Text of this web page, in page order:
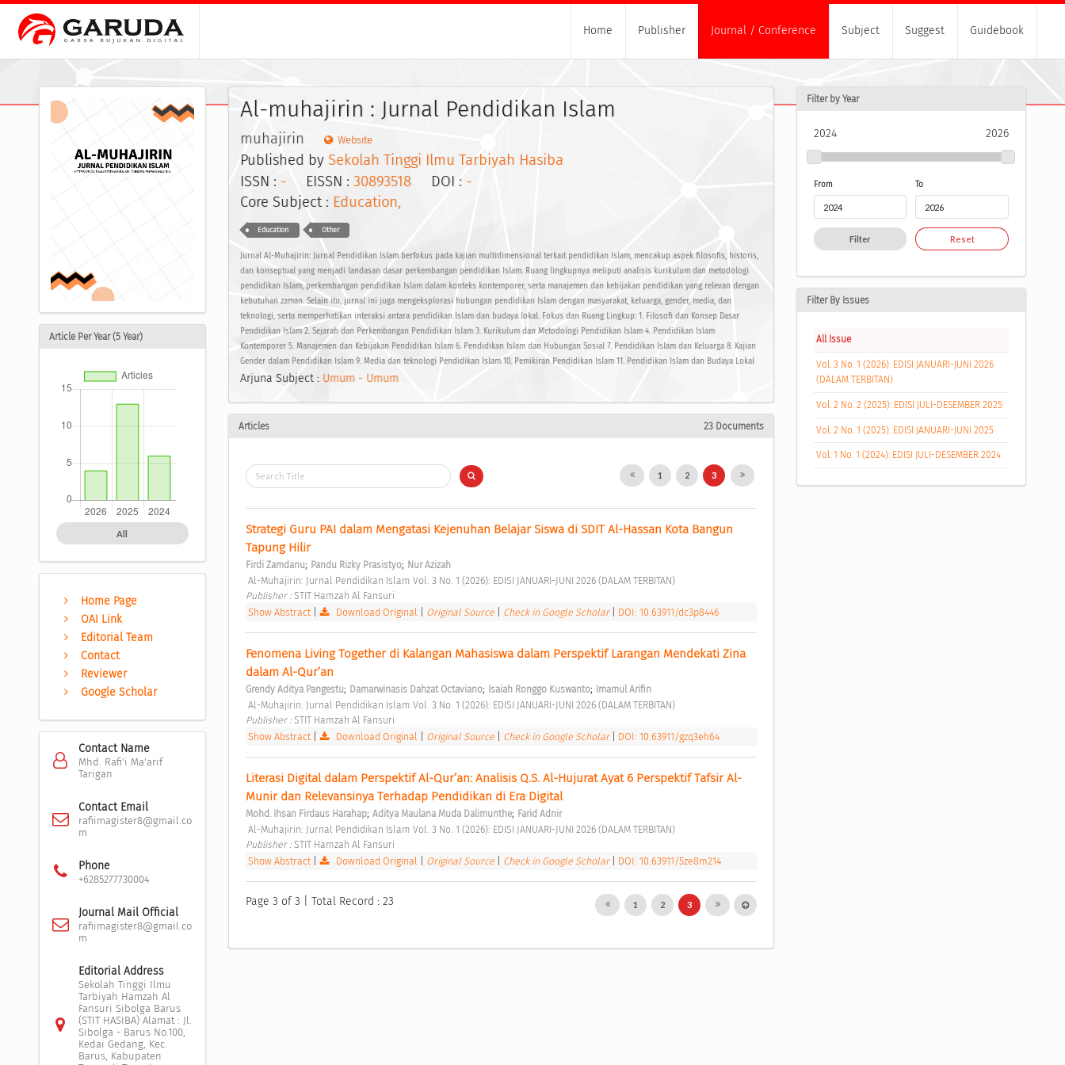
Home Publisher Journal / Conference Subject Suggest Guidebook
Article Per Year (5 Year)
All
Home Page
OAI Link
Editorial Team
Contact
Reviewer
Google Scholar
Contact Name
Mhd. Rafi'i Ma'arif
Tarigan
Contact Email
rafiimagister8@gmail.co
m
Phone
+6285277730004
Journal Mail Official
rafiimagister8@gmail.co
m
Editorial Address
Sekolah Tinggi Ilmu
Tarbiyah Hamzah Al
Fansuri Sibolga Barus
(STIT HASIBA) Alamat : Jl.
Sibolga - Barus No.100,
Kedai Gedang, Kec.
Barus, Kabupaten
Al-muhajirin : Jurnal Pendidikan Islam
muhajirin Website
Published by Sekolah Tinggi Ilmu Tarbiyah Hasiba
ISSN : -EISSN : 30893518DOI : -
Core Subject : Education,
Education Other
Jurnal Al-Muhajirin: Jurnal Pendidikan Islam berfokus pada kajian multidimensional terkait pendidikan Islam, mencakup aspek filosofis, historis,
dan konseptual yang menjadi landasan dasar perkembangan pendidikan Islam. Ruang lingkupnya meliputi analisis kurikulum dan metodologi
pendidikan Islam, perkembangan pendidikan Islam dalam konteks kontemporer, serta manajemen dan kebijakan pendidikan yang relevan dengan
kebutuhan zaman. Selain itu, jurnal ini juga mengeksplorasi hubungan pendidikan Islam dengan masyarakat, keluarga, gender, media, dan
teknologi, serta memperhatikan interaksi antara pendidikan Islam dan budaya lokal. Fokus dan Ruang Lingkup: 1. Filosofi dan Konsep Dasar
Pendidikan Islam 2. Sejarah dan Perkembangan Pendidikan Islam 3. Kurikulum dan Metodologi Pendidikan Islam 4. Pendidikan Islam
Kontemporer 5. Manajemen dan Kebijakan Pendidikan Islam 6. Pendidikan Islam dan Hubungan Sosial 7. Pendidikan Islam dan Keluarga 8. Kajian
Gender dalam Pendidikan Islam 9. Media dan teknologi Pendidikan Islam 10. Pemikiran Pendidikan Islam 11. Pendidikan Islam dan Budaya Lokal
Arjuna Subject : Umum - Umum
Articles 23 Documents
1 2 3
Strategi Guru PAI dalam Mengatasi Kejenuhan Belajar Siswa di SDIT Al-Hassan Kota Bangun
Tapung Hilir
Firdi Zamdanu; Pandu Rizky Prasistyo; Nur Azizah
Al-Muhajirin: Jurnal Pendidikan Islam Vol. 3 No. 1 (2026): EDISI JANUARI-JUNI 2026 (DALAM TERBITAN)
Publisher : STIT Hamzah Al Fansuri
Show Abstract| Download Original Original Source Check in Google Scholar DOI: 10.63911/dc3p8446
Fenomena Living Together di Kalangan Mahasiswa dalam Perspektif Larangan Mendekati Zina
dalam Al-Qur’an
Grendy Aditya Pangestu; Damarwinasis Dahzat Octaviano; Isaiah Ronggo Kuswanto; Imamul Arifin
Al-Muhajirin: Jurnal Pendidikan Islam Vol. 3 No. 1 (2026): EDISI JANUARI-JUNI 2026 (DALAM TERBITAN)
Publisher : STIT Hamzah Al Fansuri
Show Abstract| Download Original Original Source Check in Google Scholar DOI: 10.63911/gzq3eh64
Literasi Digital dalam Perspektif Al-Qur’an: Analisis Q.S. Al-Hujurat Ayat 6 Perspektif Tafsir Al-
Munir dan Relevansinya Terhadap Pendidikan di Era Digital
Mohd. Ihsan Firdaus Harahap; Aditya Maulana Muda Dalimunthe; Farid Adnir
Al-Muhajirin: Jurnal Pendidikan Islam Vol. 3 No. 1 (2026): EDISI JANUARI-JUNI 2026 (DALAM TERBITAN)
Publisher : STIT Hamzah Al Fansuri
Show Abstract| Download Original Original Source Check in Google Scholar DOI: 10.63911/5ze8m214
Page 3 of 3 | Total Record : 23 1 2 3
Filter by Year
2024 2026
From To
Filter Reset
Filter By Issues
All Issue
Vol. 3 No. 1 (2026): EDISI JANUARI-JUNI 2026
(DALAM TERBITAN)
Vol. 2 No. 2 (2025): EDISI JULI-DESEMBER 2025
Vol. 2 No. 1 (2025): EDISI JANUARI-JUNI 2025
Vol. 1 No. 1 (2024): EDISI JULI-DESEMBER 2024